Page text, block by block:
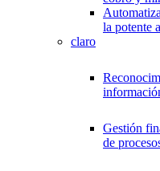
la potente
claro
Gestión
de